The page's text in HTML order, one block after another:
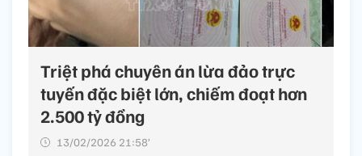
Triệt phá chuyên án lừa đảo trực
tuyến đặc biệt lớn, chiếm đoạt hơn
2.500 tỷ đồng
13/02/2026 21:58’